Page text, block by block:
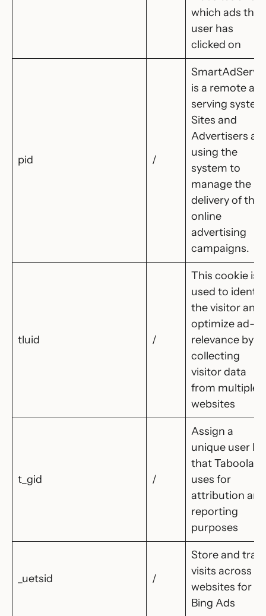
which ads the
user has
clicked on
pid /
is a remote ad
serving
Sites and
Advertisers are
using the
system to
manage the
delivery of
online
advertising
campaigns.
tluid /
This cookie is
used to
the visitor and
optimize ad-
relevance by
collecting
visitor data
from multiple
websites
t_gid /
Assign a
unique user ID
that Taboola
uses for
attribution and
reporting
purposes
_uetsid /
Store and
visits across
websites for
Bing Ads